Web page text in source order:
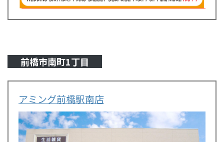
前橋市南町1丁目
アミング前橋駅南店